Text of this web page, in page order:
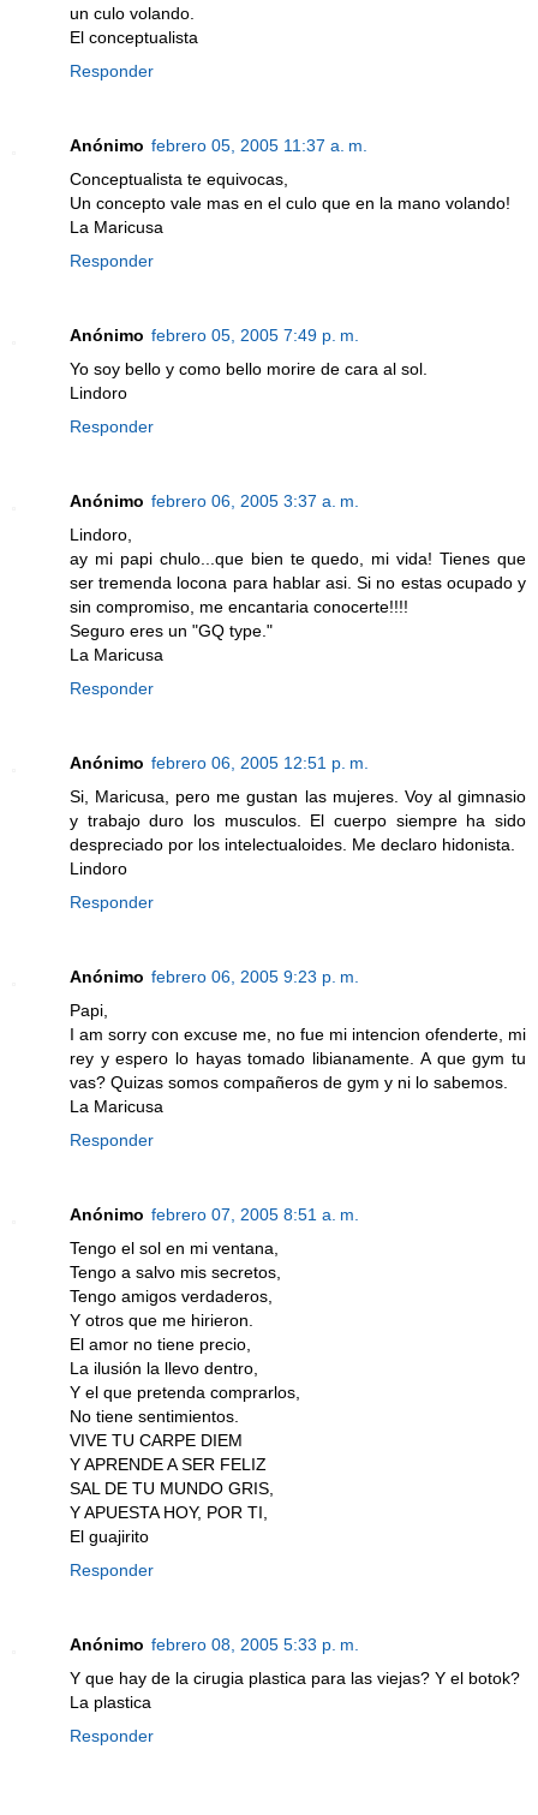
un culo volando.
El conceptualista
Responder
Anónimo febrero 05, 2005 11:37 a. m.
Conceptualista te equivocas,
Un concepto vale mas en el culo que en la mano volando!
La Maricusa
Responder
Anónimo febrero 05, 2005 7:49 p. m.
Yo soy bello y como bello morire de cara al sol.
Lindoro
Responder
Anónimo febrero 06, 2005 3:37 a. m.
Lindoro,
ay mi papi chulo...que bien te quedo, mi vida! Tienes que
ser tremenda locona para hablar asi. Si no estas ocupado y
sin compromiso, me encantaria conocerte!!!!
Seguro eres un "GQ type."
La Maricusa
Responder
Anónimo febrero 06, 2005 12:51 p. m.
Si, Maricusa, pero me gustan las mujeres. Voy al gimnasio
y trabajo duro los musculos. El cuerpo siempre ha sido
despreciado por los intelectualoides. Me declaro hidonista.
Lindoro
Responder
Anónimo febrero 06, 2005 9:23 p. m.
Papi,
I am sorry con excuse me, no fue mi intencion ofenderte, mi
rey y espero lo hayas tomado libianamente. A que gym tu
vas? Quizas somos compañeros de gym y ni lo sabemos.
La Maricusa
Responder
Anónimo febrero 07, 2005 8:51 a. m.
Tengo el sol en mi ventana,
Tengo a salvo mis secretos,
Tengo amigos verdaderos,
Y otros que me hirieron.
El amor no tiene precio,
La ilusión la llevo dentro,
Y el que pretenda comprarlos,
No tiene sentimientos.
VIVE TU CARPE DIEM
Y APRENDE A SER FELIZ
SAL DE TU MUNDO GRIS,
Y APUESTA HOY, POR TI,
El guajirito
Responder
Anónimo febrero 08, 2005 5:33 p. m.
Y que hay de la cirugia plastica para las viejas? Y el botok?
La plastica
Responder